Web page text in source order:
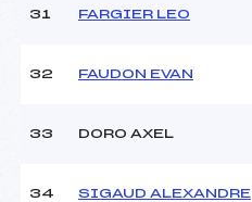
31 FARGIER LEO
32 FAUDON EVAN
33 DORO AXEL
34 SIGAUD ALEXANDRE